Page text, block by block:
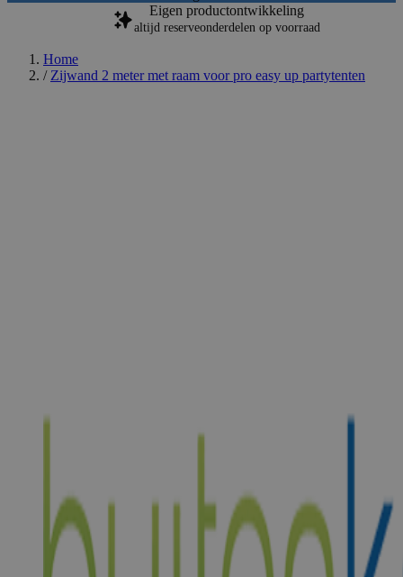
Eigen productontwikkeling
altijd reserveonderdelen op voorraad
Home
/ Zijwand 2 meter met raam voor pro easy up partytenten